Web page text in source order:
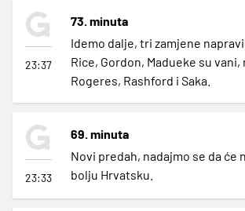
23:37
73. minuta
Idemo dalje, tri zamjene
Rice, Gordon, Madueke su
Rogeres, Rashford i Saka.
23:33
69. minuta
Novi predah, nadajmo se da će
bolju Hrvatsku.